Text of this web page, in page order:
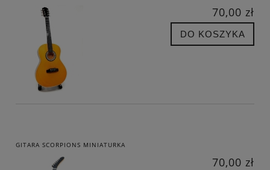
70,00 zł
DO KOSZYKA
GITARA SCORPIONS MINIATURKA
70,00 zł